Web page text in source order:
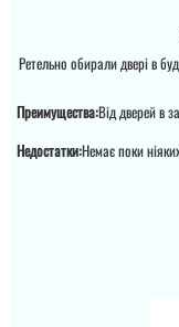
Ретельно обирали двері в
Преимущества:Від дверей в
Недостатки:Немає поки